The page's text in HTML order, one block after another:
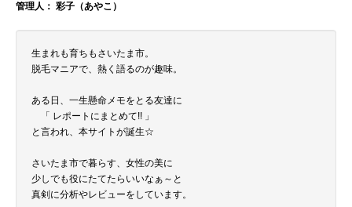
管理人： 彩子（あやこ）
生まれも育ちもさいたま市。
脱毛マニアで、熱く語るのが趣味。
ある日、一生懸命メモをとる友達に
「 レポートにまとめて!! 」
と言われ、本サイトが誕生☆
さいたま市で暮らす、女性の美に
少しでも役にたてたらいいなぁ～と
真剣に分析やレビューをしています。